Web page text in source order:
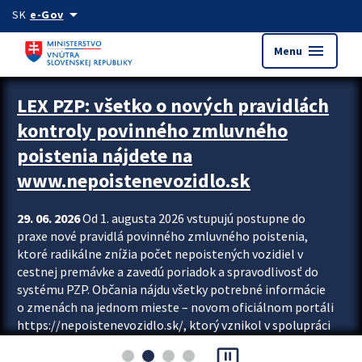
Preskocit na hlavný obsah
SK e-Govarrow_drop_down
Menu menu
Zastavit automatický posun upútavok
LEX PZP: všetko o nových pravidlách
kontroly povinného zmluvného
poistenia nájdete na
www.nepoistenevozidlo.sk
29. 06. 2026Od 1. augusta 2026 vstupujú postupne do
praxe nové pravidlá povinného zmluvného poistenia,
ktoré radikálne znížia počet nepoistených vozidiel v
cestnej premávke a zavedú poriadok a spravodlivosť do
systému PZP. Občania nájdu všetky potrebné informácie
o zmenách na jednom mieste – novom oficiálnom portáli
https://nepoistenevozidlo.sk/, ktorý vznikol v spolupráci